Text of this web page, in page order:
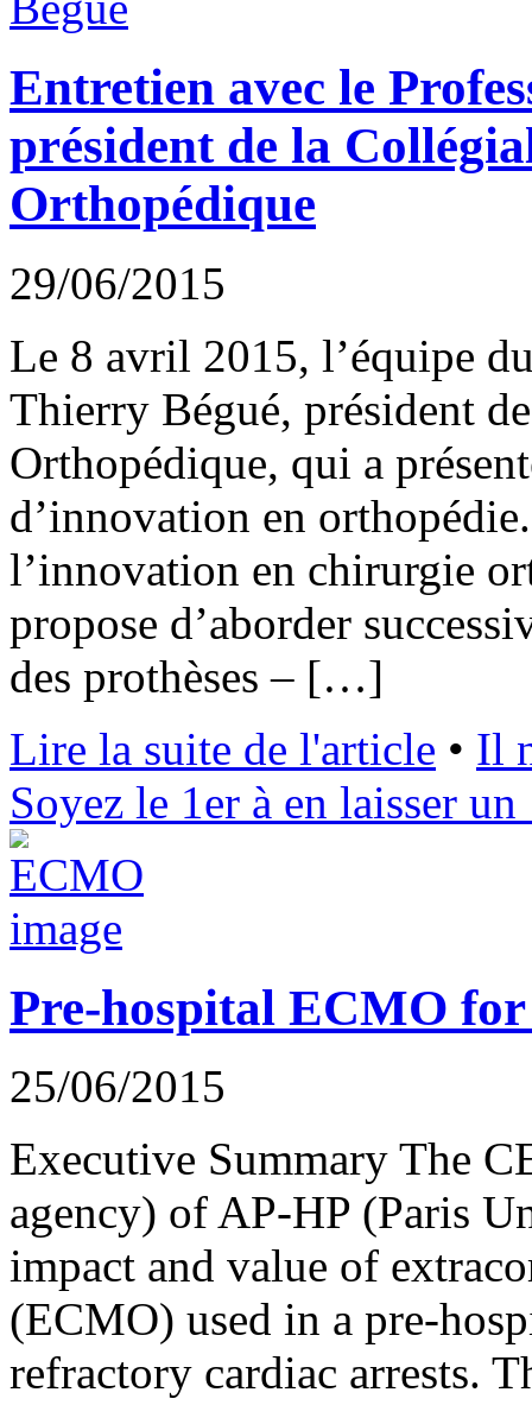
Entretien avec le
président de la
Orthopédique
29/06/2015
Le 8 avril 2015, l’équipe
Thierry Bégué, président
Orthopédique, qui a
d’innovation en
l’innovation en chirurgie
propose d’aborder
des prothèses – […]
Lire la suite de l'article • Il
Soyez le 1er à en laisser un
Pre-hospital ECMO
25/06/2015
Executive Summary The
agency) of AP-HP (Paris
impact and value of
(ECMO) used in a pre-
refractory cardiac arrests.